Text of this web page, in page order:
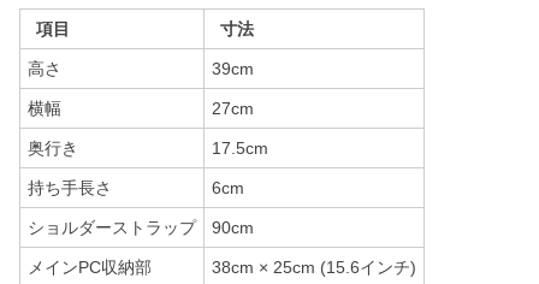
項目 寸法
高さ 39cm
横幅 27cm
奥行き 17.5cm
持ち手長さ 6cm
ショルダーストラップ 90cm
メインPC収納部 38cm × 25cm (15.6インチ)